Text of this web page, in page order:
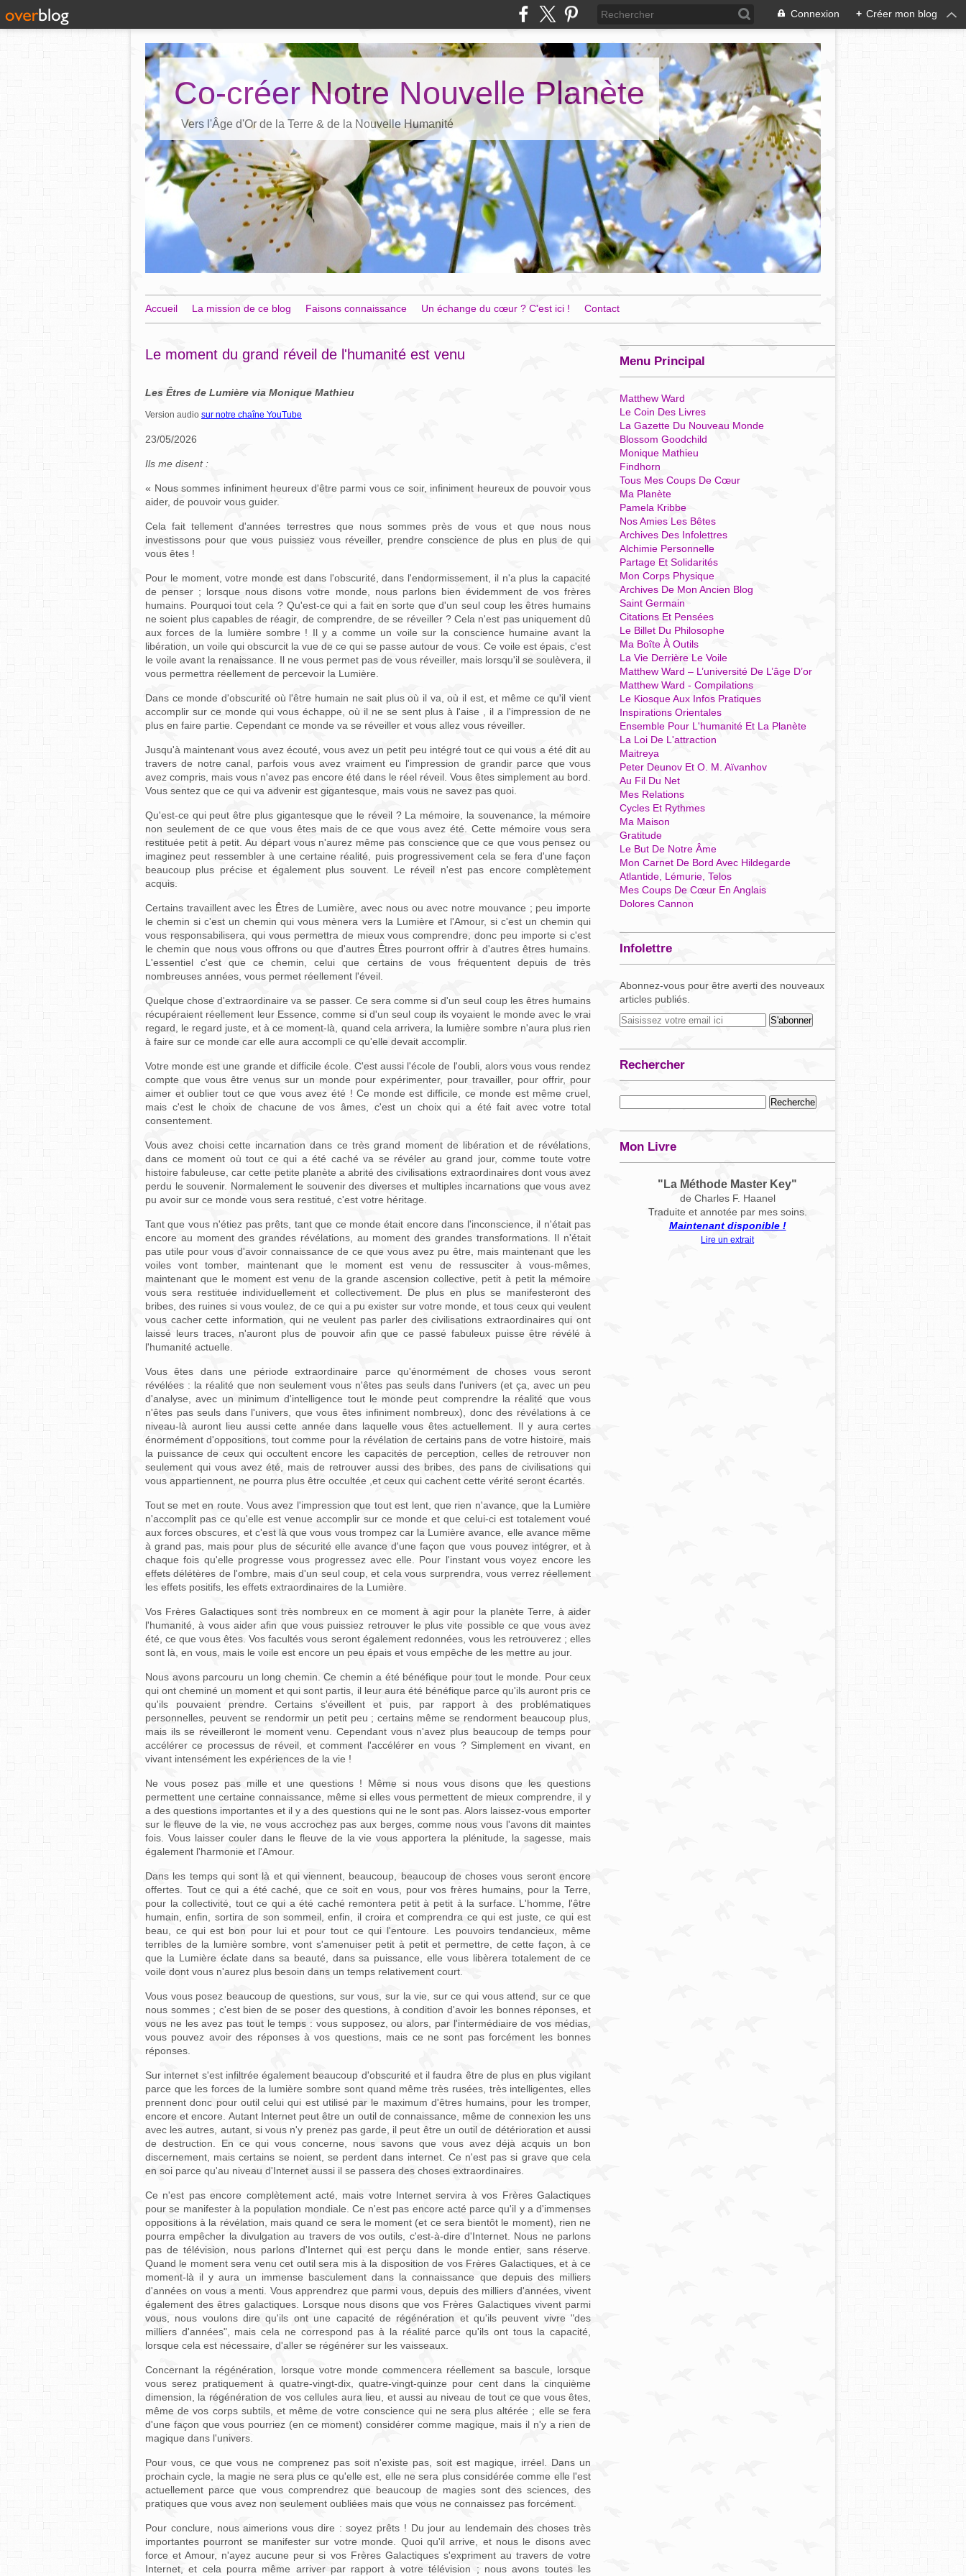
Connexion + Créer mon blog
Co-créer Notre Nouvelle Planète
Vers l'Âge d'Or de la Terre & de la Nouvelle Humanité
Accueil La mission de ce blog Faisons connaissance Un échange du cœur ? C'est ici ! Contact
Le moment du grand réveil de l'humanité est venu
Les Êtres de Lumière via Monique Mathieu
Version audio sur notre chaîne YouTube
23/05/2026
Ils me disent :
« Nous sommes infiniment heureux d'être parmi vous ce soir, infiniment heureux de pouvoir vous
aider, de pouvoir vous guider.
Cela fait tellement d'années terrestres que nous sommes près de vous et que nous nous
investissons pour que vous puissiez vous réveiller, prendre conscience de plus en plus de qui
vous êtes !
Pour le moment, votre monde est dans l'obscurité, dans l'endormissement, il n'a plus la capacité
de penser ; lorsque nous disons votre monde, nous parlons bien évidemment de vos frères
humains. Pourquoi tout cela ? Qu'est-ce qui a fait en sorte que d'un seul coup les êtres humains
ne soient plus capables de réagir, de comprendre, de se réveiller ? Cela n'est pas uniquement dû
aux forces de la lumière sombre ! Il y a comme un voile sur la conscience humaine avant la
libération, un voile qui obscurcit la vue de ce qui se passe autour de vous. Ce voile est épais, c'est
le voile avant la renaissance. Il ne vous permet pas de vous réveiller, mais lorsqu'il se soulèvera, il
vous permettra réellement de percevoir la Lumière.
Dans ce monde d'obscurité où l'être humain ne sait plus où il va, où il est, et même ce qu'il vient
accomplir sur ce monde qui vous échappe, où il ne se sent plus à l'aise , il a l'impression de ne
plus en faire partie. Cependant ce monde va se réveiller et vous allez vous réveiller.
Jusqu'à maintenant vous avez écouté, vous avez un petit peu intégré tout ce qui vous a été dit au
travers de notre canal, parfois vous avez vraiment eu l'impression de grandir parce que vous
avez compris, mais vous n'avez pas encore été dans le réel réveil. Vous êtes simplement au bord.
Vous sentez que ce qui va advenir est gigantesque, mais vous ne savez pas quoi.
Qu'est-ce qui peut être plus gigantesque que le réveil ? La mémoire, la souvenance, la mémoire
non seulement de ce que vous êtes mais de ce que vous avez été. Cette mémoire vous sera
restituée petit à petit. Au départ vous n'aurez même pas conscience que ce que vous pensez ou
imaginez peut ressembler à une certaine réalité, puis progressivement cela se fera d'une façon
beaucoup plus précise et également plus souvent. Le réveil n'est pas encore complètement
acquis.
Certains travaillent avec les Êtres de Lumière, avec nous ou avec notre mouvance ; peu importe
le chemin si c'est un chemin qui vous mènera vers la Lumière et l'Amour, si c'est un chemin qui
vous responsabilisera, qui vous permettra de mieux vous comprendre, donc peu importe si c'est
le chemin que nous vous offrons ou que d'autres Êtres pourront offrir à d'autres êtres humains.
L'essentiel c'est que ce chemin, celui que certains de vous fréquentent depuis de très
nombreuses années, vous permet réellement l'éveil.
Quelque chose d'extraordinaire va se passer. Ce sera comme si d'un seul coup les êtres humains
récupéraient réellement leur Essence, comme si d'un seul coup ils voyaient le monde avec le vrai
regard, le regard juste, et à ce moment-là, quand cela arrivera, la lumière sombre n'aura plus rien
à faire sur ce monde car elle aura accompli ce qu'elle devait accomplir.
Votre monde est une grande et difficile école. C'est aussi l'école de l'oubli, alors vous vous rendez
compte que vous être venus sur un monde pour expérimenter, pour travailler, pour offrir, pour
aimer et oublier tout ce que vous avez été ! Ce monde est difficile, ce monde est même cruel,
mais c'est le choix de chacune de vos âmes, c'est un choix qui a été fait avec votre total
consentement.
Vous avez choisi cette incarnation dans ce très grand moment de libération et de révélations,
dans ce moment où tout ce qui a été caché va se révéler au grand jour, comme toute votre
histoire fabuleuse, car cette petite planète a abrité des civilisations extraordinaires dont vous avez
perdu le souvenir. Normalement le souvenir des diverses et multiples incarnations que vous avez
pu avoir sur ce monde vous sera restitué, c'est votre héritage.
Tant que vous n'étiez pas prêts, tant que ce monde était encore dans l'inconscience, il n'était pas
encore au moment des grandes révélations, au moment des grandes transformations. Il n'était
pas utile pour vous d'avoir connaissance de ce que vous avez pu être, mais maintenant que les
voiles vont tomber, maintenant que le moment est venu de ressusciter à vous-mêmes,
maintenant que le moment est venu de la grande ascension collective, petit à petit la mémoire
vous sera restituée individuellement et collectivement. De plus en plus se manifesteront des
bribes, des ruines si vous voulez, de ce qui a pu exister sur votre monde, et tous ceux qui veulent
vous cacher cette information, qui ne veulent pas parler des civilisations extraordinaires qui ont
laissé leurs traces, n'auront plus de pouvoir afin que ce passé fabuleux puisse être révélé à
l'humanité actuelle.
Vous êtes dans une période extraordinaire parce qu'énormément de choses vous seront
révélées : la réalité que non seulement vous n'êtes pas seuls dans l'univers (et ça, avec un peu
d'analyse, avec un minimum d'intelligence tout le monde peut comprendre la réalité que vous
n'êtes pas seuls dans l'univers, que vous êtes infiniment nombreux), donc des révélations à ce
niveau-là auront lieu aussi cette année dans laquelle vous êtes actuellement. Il y aura certes
énormément d'oppositions, tout comme pour la révélation de certains pans de votre histoire, mais
la puissance de ceux qui occultent encore les capacités de perception, celles de retrouver non
seulement qui vous avez été, mais de retrouver aussi des bribes, des pans de civilisations qui
vous appartiennent, ne pourra plus être occultée ,et ceux qui cachent cette vérité seront écartés.
Tout se met en route. Vous avez l'impression que tout est lent, que rien n'avance, que la Lumière
n'accomplit pas ce qu'elle est venue accomplir sur ce monde et que celui-ci est totalement voué
aux forces obscures, et c'est là que vous vous trompez car la Lumière avance, elle avance même
à grand pas, mais pour plus de sécurité elle avance d'une façon que vous pouvez intégrer, et à
chaque fois qu'elle progresse vous progressez avec elle. Pour l'instant vous voyez encore les
effets délétères de l'ombre, mais d'un seul coup, et cela vous surprendra, vous verrez réellement
les effets positifs, les effets extraordinaires de la Lumière.
Vos Frères Galactiques sont très nombreux en ce moment à agir pour la planète Terre, à aider
l'humanité, à vous aider afin que vous puissiez retrouver le plus vite possible ce que vous avez
été, ce que vous êtes. Vos facultés vous seront également redonnées, vous les retrouverez ; elles
sont là, en vous, mais le voile est encore un peu épais et vous empêche de les mettre au jour.
Nous avons parcouru un long chemin. Ce chemin a été bénéfique pour tout le monde. Pour ceux
qui ont cheminé un moment et qui sont partis, il leur aura été bénéfique parce qu'ils auront pris ce
qu'ils pouvaient prendre. Certains s'éveillent et puis, par rapport à des problématiques
personnelles, peuvent se rendormir un petit peu ; certains même se rendorment beaucoup plus,
mais ils se réveilleront le moment venu. Cependant vous n'avez plus beaucoup de temps pour
accélérer ce processus de réveil, et comment l'accélérer en vous ? Simplement en vivant, en
vivant intensément les expériences de la vie !
Ne vous posez pas mille et une questions ! Même si nous vous disons que les questions
permettent une certaine connaissance, même si elles vous permettent de mieux comprendre, il y
a des questions importantes et il y a des questions qui ne le sont pas. Alors laissez-vous emporter
sur le fleuve de la vie, ne vous accrochez pas aux berges, comme nous vous l'avons dit maintes
fois. Vous laisser couler dans le fleuve de la vie vous apportera la plénitude, la sagesse, mais
également l'harmonie et l'Amour.
Dans les temps qui sont là et qui viennent, beaucoup, beaucoup de choses vous seront encore
offertes. Tout ce qui a été caché, que ce soit en vous, pour vos frères humains, pour la Terre,
pour la collectivité, tout ce qui a été caché remontera petit à petit à la surface. L'homme, l'être
humain, enfin, sortira de son sommeil, enfin, il croira et comprendra ce qui est juste, ce qui est
beau, ce qui est bon pour lui et pour tout ce qui l'entoure. Les pouvoirs tendancieux, même
terribles de la lumière sombre, vont s'amenuiser petit à petit et permettre, de cette façon, à ce
que la Lumière éclate dans sa beauté, dans sa puissance, elle vous libèrera totalement de ce
voile dont vous n'aurez plus besoin dans un temps relativement court.
Vous vous posez beaucoup de questions, sur vous, sur la vie, sur ce qui vous attend, sur ce que
nous sommes ; c'est bien de se poser des questions, à condition d'avoir les bonnes réponses, et
vous ne les avez pas tout le temps : vous supposez, ou alors, par l'intermédiaire de vos médias,
vous pouvez avoir des réponses à vos questions, mais ce ne sont pas forcément les bonnes
réponses.
Sur internet s'est infiltrée également beaucoup d'obscurité et il faudra être de plus en plus vigilant
parce que les forces de la lumière sombre sont quand même très rusées, très intelligentes, elles
prennent donc pour outil celui qui est utilisé par le maximum d'êtres humains, pour les tromper,
encore et encore. Autant Internet peut être un outil de connaissance, même de connexion les uns
avec les autres, autant, si vous n'y prenez pas garde, il peut être un outil de détérioration et aussi
de destruction. En ce qui vous concerne, nous savons que vous avez déjà acquis un bon
discernement, mais certains se noient, se perdent dans internet. Ce n'est pas si grave que cela
en soi parce qu'au niveau d'Internet aussi il se passera des choses extraordinaires.
Ce n'est pas encore complètement acté, mais votre Internet servira à vos Frères Galactiques
pour se manifester à la population mondiale. Ce n'est pas encore acté parce qu'il y a d'immenses
oppositions à la révélation, mais quand ce sera le moment (et ce sera bientôt le moment), rien ne
pourra empêcher la divulgation au travers de vos outils, c'est-à-dire d'Internet. Nous ne parlons
pas de télévision, nous parlons d'Internet qui est perçu dans le monde entier, sans réserve.
Quand le moment sera venu cet outil sera mis à la disposition de vos Frères Galactiques, et à ce
moment-là il y aura un immense basculement dans la connaissance que depuis des milliers
d'années on vous a menti. Vous apprendrez que parmi vous, depuis des milliers d'années, vivent
également des êtres galactiques. Lorsque nous disons que vos Frères Galactiques vivent parmi
vous, nous voulons dire qu'ils ont une capacité de régénération et qu'ils peuvent vivre "des
milliers d'années", mais cela ne correspond pas à la réalité parce qu'ils ont tous la capacité,
lorsque cela est nécessaire, d'aller se régénérer sur les vaisseaux.
Concernant la régénération, lorsque votre monde commencera réellement sa bascule, lorsque
vous serez pratiquement à quatre-vingt-dix, quatre-vingt-quinze pour cent dans la cinquième
dimension, la régénération de vos cellules aura lieu, et aussi au niveau de tout ce que vous êtes,
même de vos corps subtils, et même de votre conscience qui ne sera plus altérée ; elle se fera
d'une façon que vous pourriez (en ce moment) considérer comme magique, mais il n'y a rien de
magique dans l'univers.
Pour vous, ce que vous ne comprenez pas soit n'existe pas, soit est magique, irréel. Dans un
prochain cycle, la magie ne sera plus ce qu'elle est, elle ne sera plus considérée comme elle l'est
actuellement parce que vous comprendrez que beaucoup de magies sont des sciences, des
pratiques que vous avez non seulement oubliées mais que vous ne connaissez pas forcément.
Pour conclure, nous aimerions vous dire : soyez prêts ! Du jour au lendemain des choses très
importantes pourront se manifester sur votre monde. Quoi qu'il arrive, et nous le disons avec
force et Amour, n'ayez aucune peur si vos Frères Galactiques s'expriment au travers de votre
Internet, et cela pourra même arriver par rapport à votre télévision ; nous avons toutes les
Menu Principal
Matthew Ward
Le Coin Des Livres
La Gazette Du Nouveau Monde
Blossom Goodchild
Monique Mathieu
Findhorn
Tous Mes Coups De Cœur
Ma Planète
Pamela Kribbe
Nos Amies Les Bêtes
Archives Des Infolettres
Alchimie Personnelle
Partage Et Solidarités
Mon Corps Physique
Archives De Mon Ancien Blog
Saint Germain
Citations Et Pensées
Le Billet Du Philosophe
Ma Boîte À Outils
La Vie Derrière Le Voile
Matthew Ward – L’université De L’âge D’or
Matthew Ward - Compilations
Le Kiosque Aux Infos Pratiques
Inspirations Orientales
Ensemble Pour L'humanité Et La Planète
La Loi De L'attraction
Maitreya
Peter Deunov Et O. M. Aïvanhov
Au Fil Du Net
Mes Relations
Cycles Et Rythmes
Ma Maison
Gratitude
Le But De Notre Âme
Mon Carnet De Bord Avec Hildegarde
Atlantide, Lémurie, Telos
Mes Coups De Cœur En Anglais
Dolores Cannon
Infolettre
Abonnez-vous pour être averti des nouveaux
articles publiés.
Rechercher
Mon Livre
"La Méthode Master Key"
de Charles F. Haanel
Traduite et annotée par mes soins.
Maintenant disponible !
Lire un extrait